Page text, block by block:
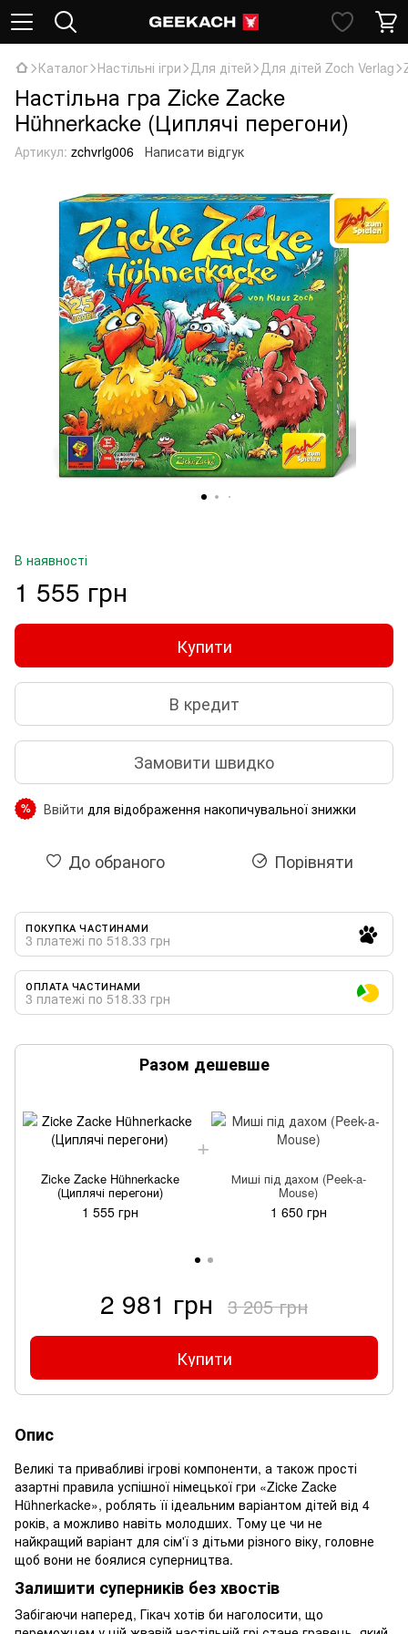
Каталог Настільні ігри Для дітей Для дітей Zoch Verlag
Настільна гра Zicke Zacke
Hühnerkacke (Циплячі перегони)
Артикул: zchvrlg006 Написати відгук
В наявності
1 555 грн
Купити
В кредит
Замовити швидко
% Ввійти для відображення накопичувальної знижки
До обраного Порівняти
ПОКУПКА ЧАСТИНАМИ
3 платежі по 518.33 грн
ОПЛАТА ЧАСТИНАМИ
3 платежі по 518.33 грн
Разом дешевше
Zicke Zacke Hühnerkacke
(Циплячі перегони)
1 555 грн
Миші під дахом (Peek-a-
Mouse)
1 650 грн
2 981 грн 3 205 грн
Купити
Опис
Великі та привабливі ігрові компоненти, а також прості
азартні правила успішної німецької гри «Zicke Zacke
Hühnerkacke», роблять її ідеальним варіантом дітей від 4
років, а можливо навіть молодших. Тому це чи не
найкращий варіант для сім'ї з дітьми різного віку, головне
щоб вони не боялися суперництва.
Залишити суперників без хвостів
Забігаючи наперед, Гікач хотів би наголосити, що